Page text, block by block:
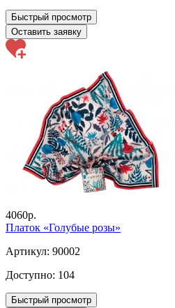
Быстрый просмотр
Оставить заявку
4060р.
Платок «Голубые розы»
Артикул: 90002
Доступно: 104
Быстрый просмотр